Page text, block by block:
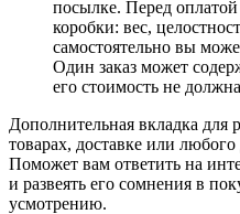
посылке. Перед
коробки: вес,
самостоятельно вы
Один заказ может
его стоимость не
Дополнительная вкладка
товарах, доставке или
Поможет вам ответить на
и развеять его сомнения в
усмотрению.